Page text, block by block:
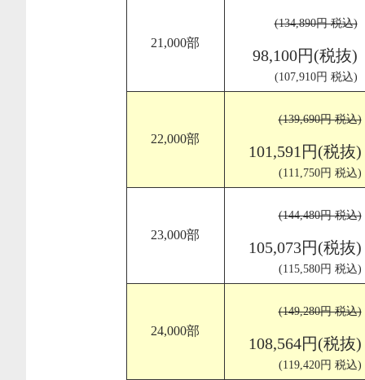
21,000部
(134,890円 税込)
98,100円(税抜)
(107,910円 税込)
22,000部
(139,690円 税込)
101,591円(税抜)
(111,750円 税込)
23,000部
(144,480円 税込)
105,073円(税抜)
(115,580円 税込)
24,000部
(149,280円 税込)
108,564円(税抜)
(119,420円 税込)